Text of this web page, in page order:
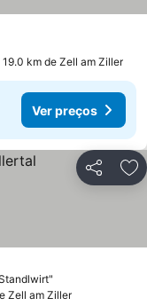
km de Zell am Ziller
Ver preços
Partilhar
Zell am Ziller